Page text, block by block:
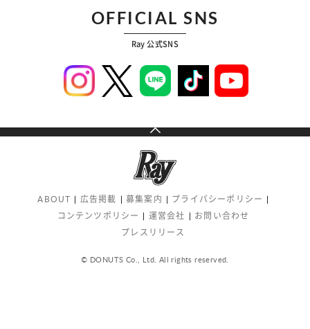
OFFICIAL SNS
Ray 公式SNS
ABOUT 広告掲載 募集案内
プライバシーポリシー
コンテンツポリシー
運営会社
お問い合わせ
プレスリリース
© DONUTS Co., Ltd. All rights reserved.